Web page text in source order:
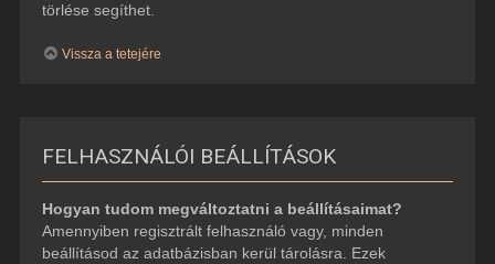
törlése segíthet.
Vissza a tetejére
FELHASZNÁLÓI BEÁLLÍTÁSOK
Hogyan tudom megváltoztatni a beállításaimat?
Amennyiben regisztrált felhasználó vagy, minden
beállításod az adatbázisban kerül tárolásra. Ezek